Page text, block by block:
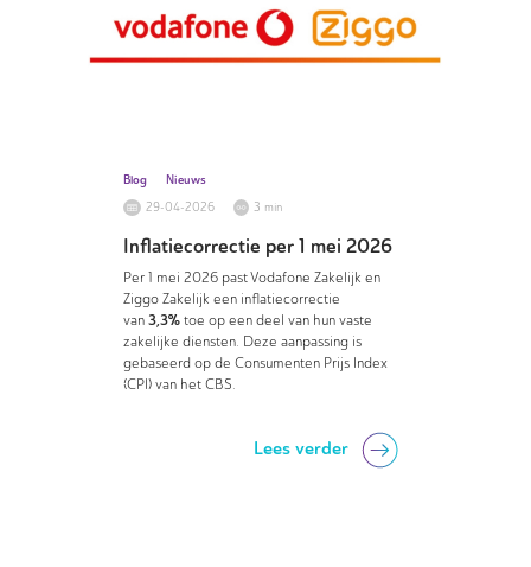
Blog
Nieuws
29-04-2026
3 min
Inflatiecorrectie per 1 mei 2026
Per 1 mei 2026 past Vodafone Zakelijk en
Ziggo Zakelijk een inflatiecorrectie
van 3,3% toe op een deel van hun vaste
zakelijke diensten. Deze aanpassing is
gebaseerd op de Consumenten Prijs Index
(CPI) van het CBS.
Lees verder